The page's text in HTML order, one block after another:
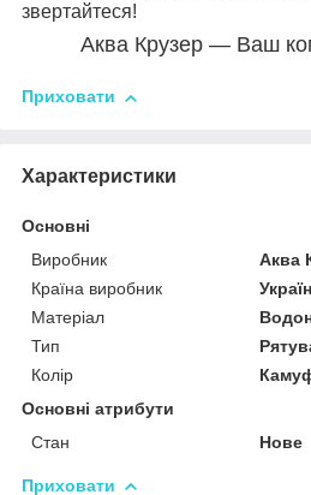
звертайтеся!
Аква Крузер ― Ваш
Приховати
Характеристики
Основні
Виробник
Аква
Країна виробник
Матеріал
Тип
Колір
Основні атрибути
Стан
Нове
Приховати